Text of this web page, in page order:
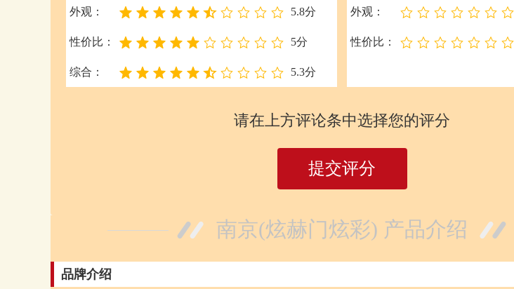
外观： 5.8分
性价比： 5分
综合： 5.3分
外观：
性价比：
请在上方评论条中选择您的评分
提交评分
南京(炫赫门炫彩) 产品介绍
品牌介绍